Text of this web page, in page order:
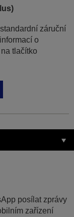
záruční
o
tlačítko
posílat zprávy
zařízení